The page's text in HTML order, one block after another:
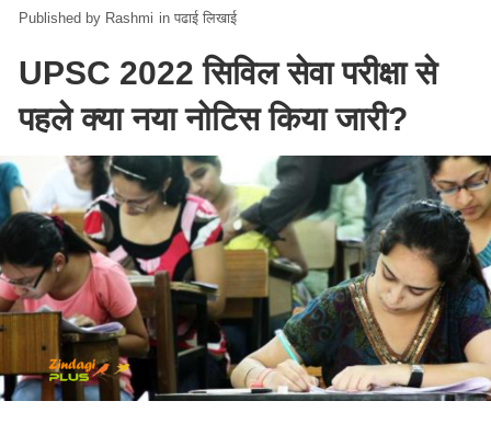
Rashmi in पढाई लिखाई
UPSC 2022 सिविल सेवा परीक्षा से
पहले क्या नया नोटिस किया जारी?